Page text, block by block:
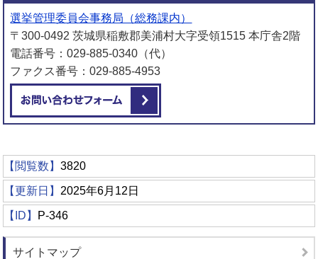
選挙管理委員会事務局（総務課内）
〒300-0492 茨城県稲敷郡美浦村大字受領1515 本庁舎2階
電話番号：029-885-0340（代）
ファクス番号：029-885-4953
【閲覧数】3820
【更新日】 2025年6月12日
【ID】 P-346
サイトマップ